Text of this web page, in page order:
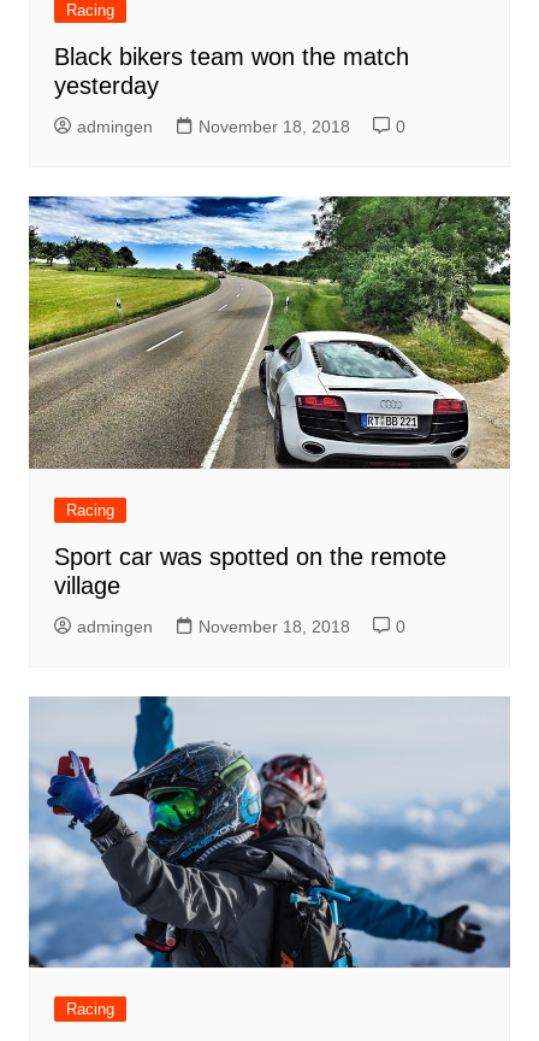
Racing
Black bikers team won the match
yesterday
admingen November 18, 2018 0
Racing
Sport car was spotted on the remote
village
admingen November 18, 2018 0
Racing